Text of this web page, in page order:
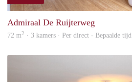
Admiraal De Ruijterweg
72 m2 · 3 kamers · Per direct - Bepaalde tijd